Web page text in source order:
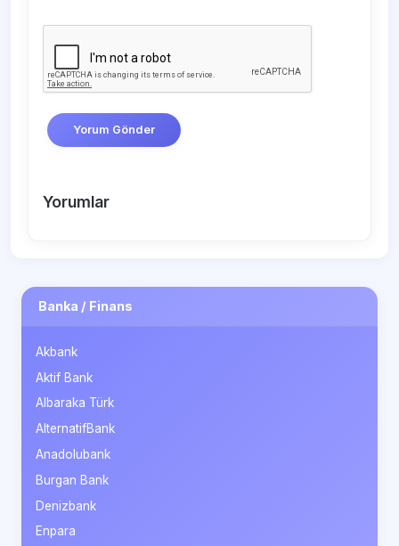
Yorum Gönder
Yorumlar
Banka / Finans
Akbank
Aktif Bank
Albaraka Türk
AlternatifBank
Anadolubank
Burgan Bank
Denizbank
Enpara